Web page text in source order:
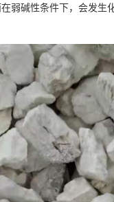
弱碱性条件下，会发生